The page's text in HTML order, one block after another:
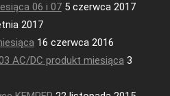
06 i 07 5 czerwca 2017
2017
16 czerwca 2016
AC/DC produkt miesiąca 3